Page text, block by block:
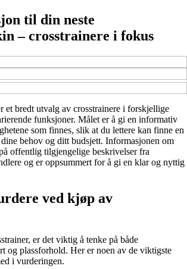
til din neste
– crosstrainere i fokus
et bredt utvalg av crosstrainere i forskjellige
funksjoner. Målet er å gi en informativ
som finnes, slik at du lettere kan finne en
behov og ditt budsjett. Informasjonen om
offentlig tilgjengelige beskrivelser fra
og er oppsummert for å gi en klar og nyttig
ved kjøp av
er det viktig å tenke på både
og plassforhold. Her er noen av de viktigste
i vurderingen.